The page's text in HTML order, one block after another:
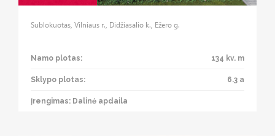
Sublokuotas, Vilniaus r., Didžiasalio k., Ežero g.
Namo plotas: 134 kv. m
Sklypo plotas: 6.3 a
Įrengimas: Dalinė apdaila